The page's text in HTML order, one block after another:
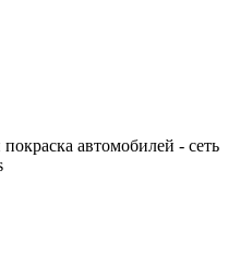
автомобилей - сеть